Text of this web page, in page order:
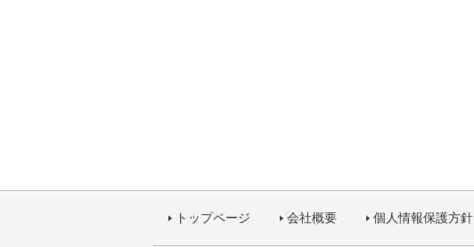
トップページ 会社概要 個人情報保護方針